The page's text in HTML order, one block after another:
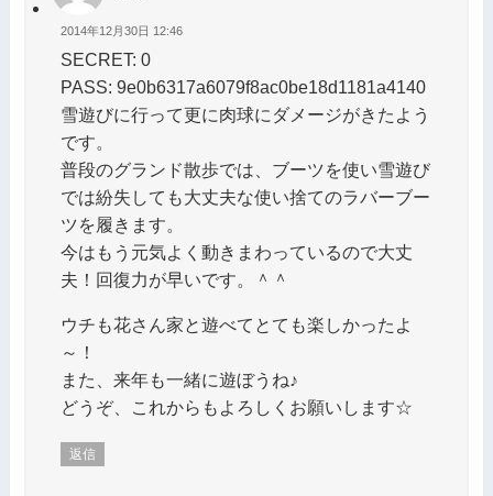
2014年12月30日 12:46
SECRET: 0
PASS: 9e0b6317a6079f8ac0be18d1181a4140
雪遊びに行って更に肉球にダメージがきたよう
です。
普段のグランド散歩では、ブーツを使い雪遊び
では紛失しても大丈夫な使い捨てのラバーブー
ツを履きます。
今はもう元気よく動きまわっているので大丈
夫！回復力が早いです。＾＾
ウチも花さん家と遊べてとても楽しかったよ
～！
また、来年も一緒に遊ぼうね♪
どうぞ、これからもよろしくお願いします☆
返信